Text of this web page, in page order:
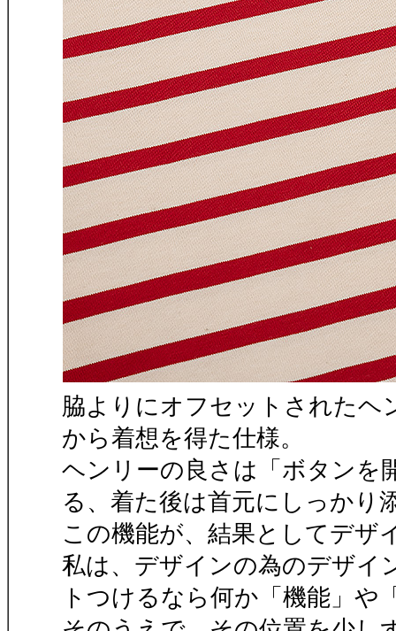
脇よりにオフセットされたヘ
から着想を得た仕様。
ヘンリーの良さは「ボタンを
る、着た後は首元にしっかり
この機能が、結果としてデザ
私は、デザインの為のデザイ
トつけるなら何か「機能」や